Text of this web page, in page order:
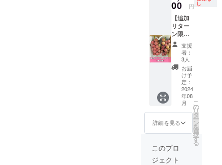
つきま
して、
最善を
尽くし
ます。
量】(目
安）1房
あたり
600g前
後 【配
送方
法】通
常便(常
温便)
【賞味
期限、
保存方
法】到
着後、
30分~1
時間程
できる
だけお
早めに
00 円 し
【追加
リター
ン限定3
箱】勝
沼産希
少葡萄
安芸ク
イーン
を2房お
届けい
たしま
す。
【重
量】(目
安）1房
あたり
600g前
後 【配
送方
支援
者：
3人
お届
け予
定：
2024
年08
月
詳細を見る
こ
の
リ
タ
ー
ン
を
選
択
す
る
このプロ
ジェクト